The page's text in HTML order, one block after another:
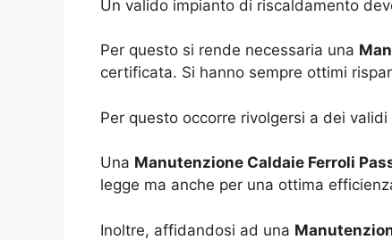
Un valido impianto di riscaldamento
Per questo si rende necessaria una
certificata. Si hanno sempre ottimi
Per questo occorre rivolgersi a dei
Una Manutenzione Caldaie Ferroli
legge ma anche per una ottima
Inoltre, affidandosi ad una